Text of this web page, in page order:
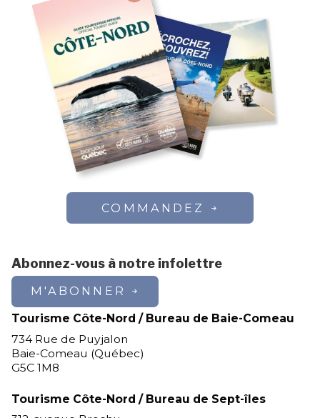
COMMANDEZ
Abonnez-vous à notre infolettre
M'ABONNER
Tourisme Côte-Nord / Bureau de Baie-Comeau
734 Rue de Puyjalon
Baie-Comeau (Québec)
G5C 1M8
Tourisme Côte-Nord / Bureau de Sept-îles